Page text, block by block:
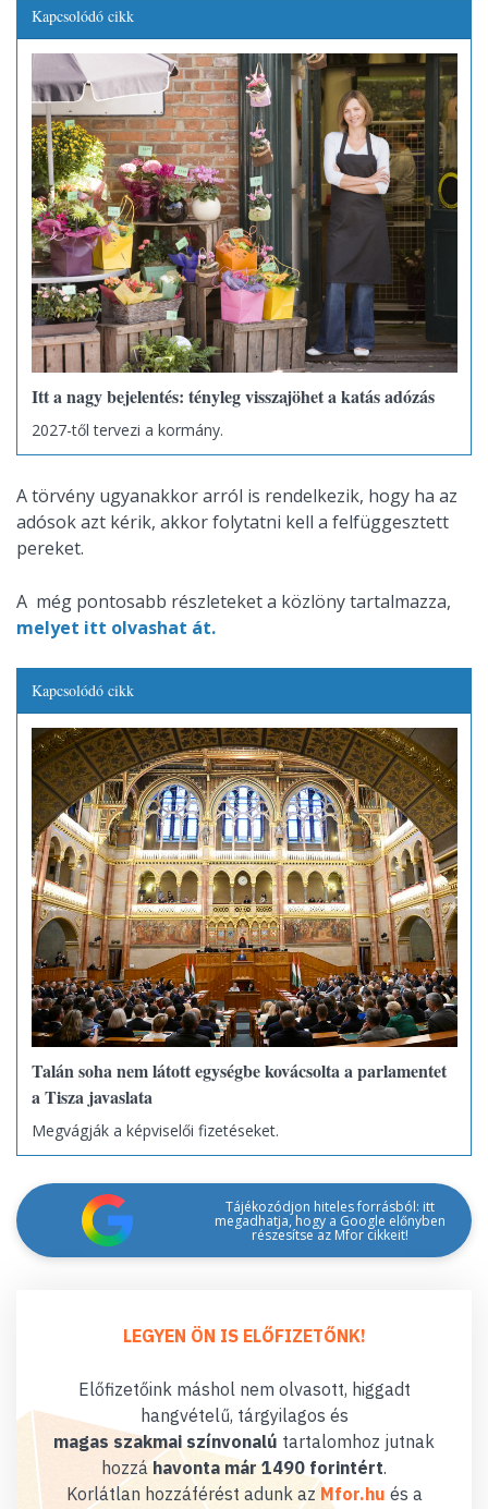
Kapcsolódó cikk
Itt a nagy bejelentés: tényleg visszajöhet a katás adózás
2027-től tervezi a kormány.
A törvény ugyanakkor arról is rendelkezik, hogy ha az
adósok azt kérik, akkor folytatni kell a felfüggesztett
pereket.
A még pontosabb részleteket a közlöny tartalmazza,
melyet itt olvashat át.
Kapcsolódó cikk
Talán soha nem látott egységbe kovácsolta a parlamentet
a Tisza javaslata
Megvágják a képviselői fizetéseket.
Tájékozódjon hiteles forrásból: itt
megadhatja, hogy a Google előnyben
részesítse az Mfor cikkeit!
LEGYEN ÖN IS ELŐFIZETŐNK!
Előfizetőink máshol nem olvasott, higgadt
hangvételű, tárgyilagos és
magas szakmai színvonalú tartalomhoz jutnak
hozzáhavonta már 1490 forintért.
Korlátlan hozzáférést adunk az Mfor.hu és a